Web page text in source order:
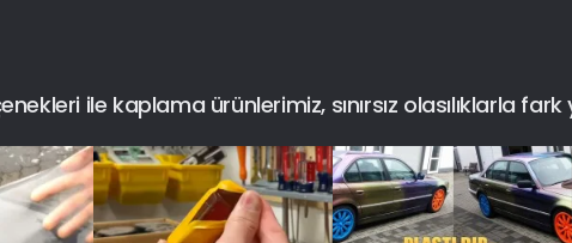
ile kaplama ürünlerimiz, sınırsız olasılıklarla fark